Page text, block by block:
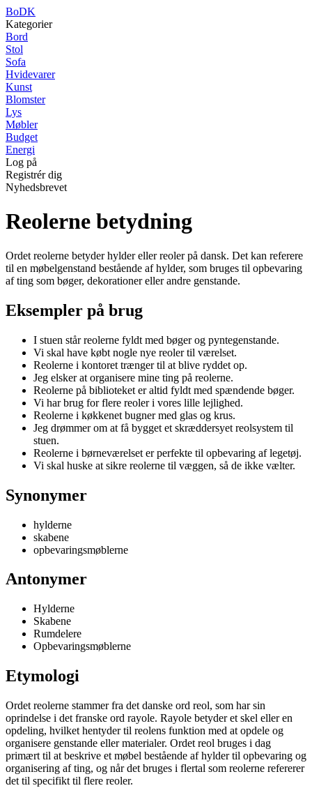
BoDK
Kategorier
Bord
Stol
Sofa
Hvidevarer
Kunst
Blomster
Lys
Møbler
Budget
Energi
Log på
Registrér dig
Nyhedsbrevet
Reolerne betydning
Ordet reolerne betyder hylder eller reoler på dansk. Det kan referere
til en møbelgenstand bestående af hylder, som bruges til opbevaring
af ting som bøger, dekorationer eller andre genstande.
Eksempler på brug
I stuen står reolerne fyldt med bøger og pyntegenstande.
Vi skal have købt nogle nye reoler til værelset.
Reolerne i kontoret trænger til at blive ryddet op.
Jeg elsker at organisere mine ting på reolerne.
Reolerne på biblioteket er altid fyldt med spændende bøger.
Vi har brug for flere reoler i vores lille lejlighed.
Reolerne i køkkenet bugner med glas og krus.
Jeg drømmer om at få bygget et skræddersyet reolsystem til
stuen.
Reolerne i børneværelset er perfekte til opbevaring af legetøj.
Vi skal huske at sikre reolerne til væggen, så de ikke vælter.
Synonymer
hylderne
skabene
opbevaringsmøblerne
Antonymer
Hylderne
Skabene
Rumdelere
Opbevaringsmøblerne
Etymologi
Ordet reolerne stammer fra det danske ord reol, som har sin
oprindelse i det franske ord rayole. Rayole betyder et skel eller en
opdeling, hvilket hentyder til reolens funktion med at opdele og
organisere genstande eller materialer. Ordet reol bruges i dag
primært til at beskrive et møbel bestående af hylder til opbevaring og
organisering af ting, og når det bruges i flertal som reolerne refererer
det til specifikt til flere reoler.